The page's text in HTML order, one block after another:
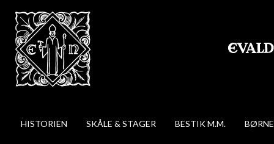
HISTORIEN SKÅLE & STAGER BESTIK M.M.